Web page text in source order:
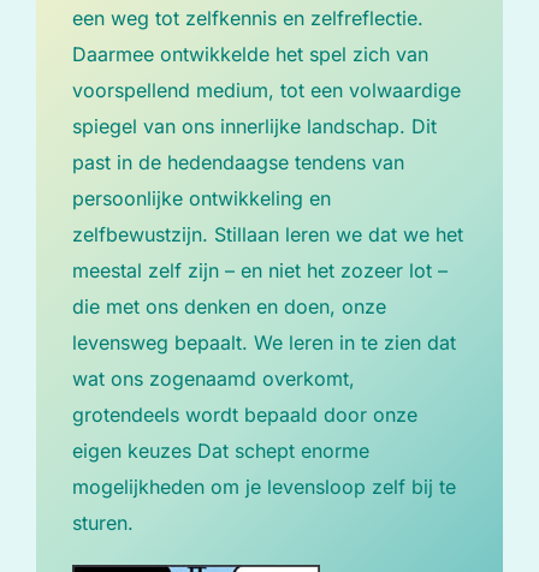
een weg tot zelfkennis en zelfreflectie.
Daarmee ontwikkelde het spel zich van
voorspellend medium, tot een volwaardige
spiegel van ons innerlijke landschap. Dit
past in de hedendaagse tendens van
persoonlijke ontwikkeling en
zelfbewustzijn. Stillaan leren we dat we het
meestal zelf zijn – en niet het zozeer lot –
die met ons denken en doen, onze
levensweg bepaalt. We leren in te zien dat
wat ons zogenaamd overkomt,
grotendeels wordt bepaald door onze
eigen keuzes Dat schept enorme
mogelijkheden om je levensloop zelf bij te
sturen.